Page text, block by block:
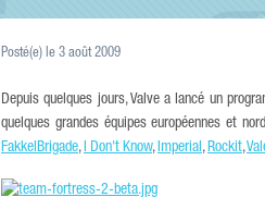
Posté(e) le 3 août 2009
Depuis quelques jours, Valve a lancé un
quelques grandes équipes européennes et
FakkelBrigade,I Don't Know,Imperial,Rockit,